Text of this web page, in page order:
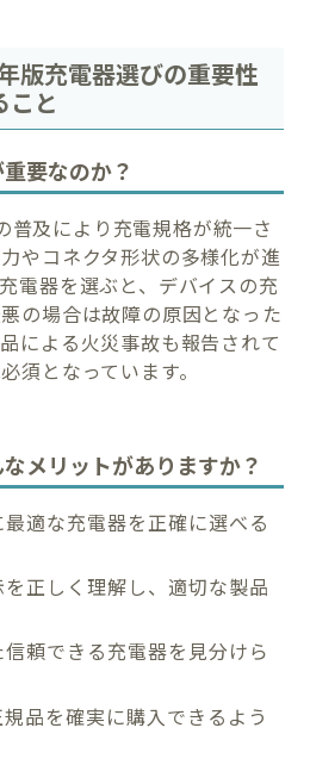
版充電器選びの重要性
こと
要なのか？
普及により充電規格が統一さ
やコネクタ形状の多様化が進
電器を選ぶと、デバイスの充
の場合は故障の原因となった
による火災事故も報告されて
須となっています。
メリットがありますか？
適な充電器を正確に選べる
正しく理解し、適切な製品
頼できる充電器を見分けら
品を確実に購入できるよう